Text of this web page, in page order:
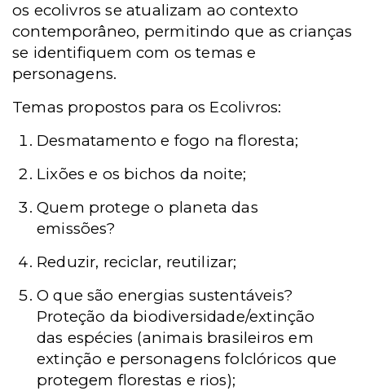
os ecolivros se atualizam ao contexto
contemporâneo, permitindo que as crianças
se identifiquem com os temas e
personagens.
Temas propostos para os Ecolivros:
Desmatamento e fogo na floresta;
Lixões e os bichos da noite;
Quem protege o planeta das
emissões?
Reduzir, reciclar, reutilizar;
O que são energias sustentáveis?
Proteção da biodiversidade/extinção
das espécies (animais brasileiros em
extinção e personagens folclóricos que
protegem florestas e rios);